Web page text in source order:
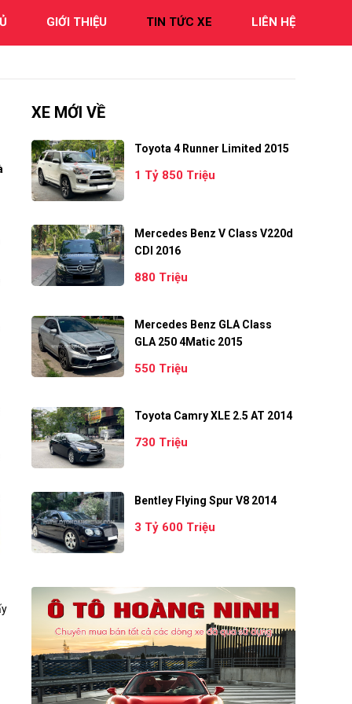
GIỚI THIỆU TIN TỨC XE LIÊN HỆ
XE MỚI VỀ
Toyota 4 Runner Limited 2015
1 Tỷ 850 Triệu
Mercedes Benz V Class V220d
CDI 2016
880 Triệu
Mercedes Benz GLA Class
GLA 250 4Matic 2015
550 Triệu
Toyota Camry XLE 2.5 AT 2014
730 Triệu
Bentley Flying Spur V8 2014
3 Tỷ 600 Triệu